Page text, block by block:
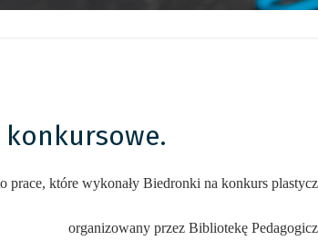
konkursowe.
prace, które wykonały Biedronki na konkurs
organizowany przez Bibliotekę